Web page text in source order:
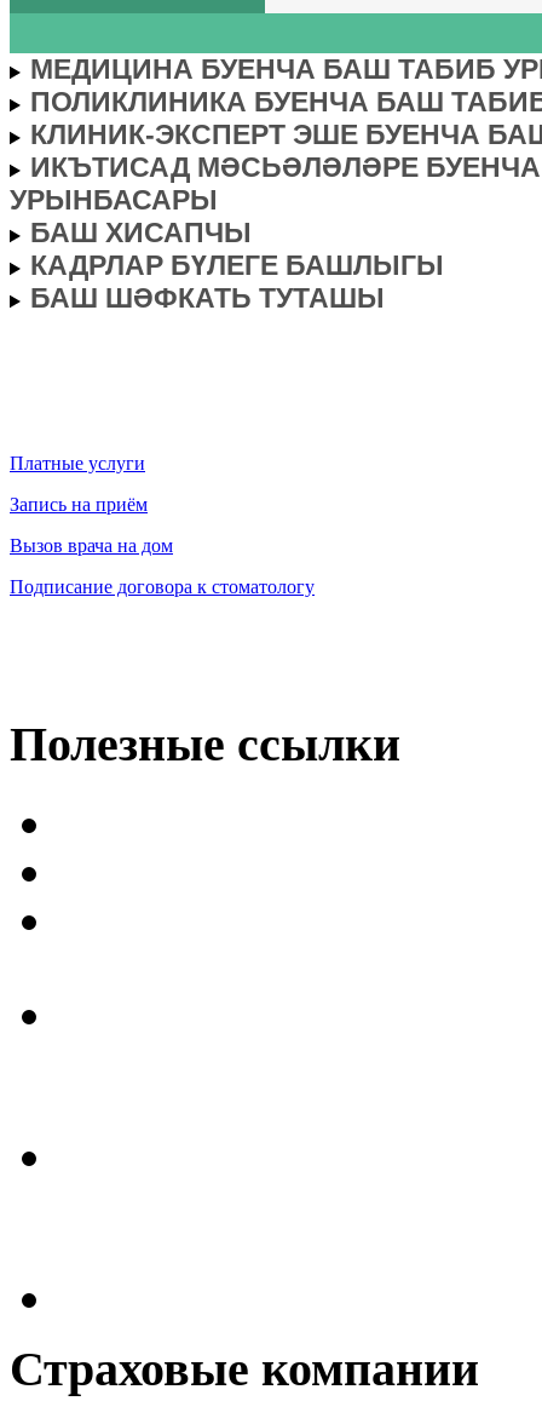
МЕДИЦИНА БУЕНЧА БАШ ТАБИБ
ПОЛИКЛИНИКА БУЕНЧА БАШ
КЛИНИК-ЭКСПЕРТ ЭШЕ БУЕНЧА
ИКЪТИСАД МӘСЬӘЛӘЛӘРЕ
УРЫНБАСАРЫ
БАШ ХИСАПЧЫ
КАДРЛАР БҮЛЕГЕ БАШЛЫГЫ
БАШ ШӘФКАТЬ ТУТАШЫ
Платные услуги
Запись на приём
Вызов врача на дом
Подписание договора к стоматологу
Полезные ссылки
Страховые компании